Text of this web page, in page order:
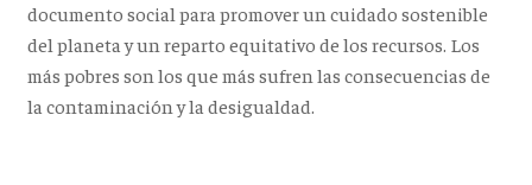
documento social para promover un cuidado sostenible
del planeta y un reparto equitativo de los recursos. Los
más pobres son los que más sufren las consecuencias de
la contaminación y la desigualdad.